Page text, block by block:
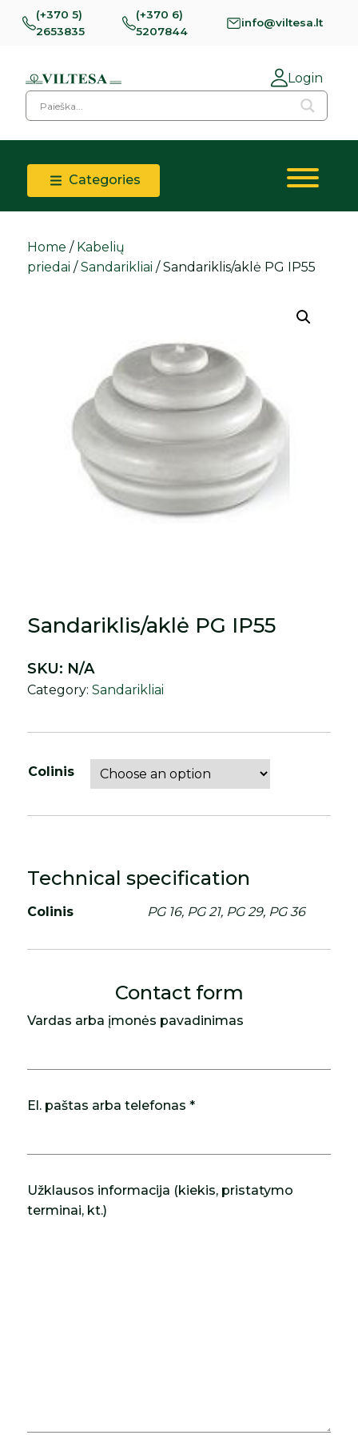
(+370 5)
2653835
(+370 6)
5207844
info@viltesa.lt
Login
Categories
Home / Kabelių
priedai /Sandarikliai / Sandariklis/aklė PG IP55
Sandariklis/aklė PG IP55
Colinis
SKU: N/A
Category:Sandarikliai
Technical specification
Colinis PG 16, PG 21, PG 29, PG 36
Contact form
Vardas arba įmonės pavadinimas
El. paštas arba telefonas *
Užklausos informacija (kiekis, pristatymo
terminai, kt.)